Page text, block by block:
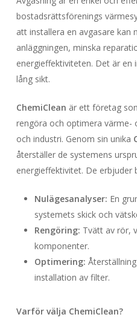
bostadsrättsförenings
att installera en avgasare kan
anläggningen, minska
energieffektiviteten. Det är en
lång sikt.
ChemiClean är ett företag
rengöra och optimera värme-
och industri. Genom sin unika
återställer de systemens
energieffektivitet. De erbjuder
Nulägesanalyser: En
systemets skick och
Rengöring: Tvätt av rör,
komponenter.
Optimering:
installation av filter.
Varför välja ChemiClean?